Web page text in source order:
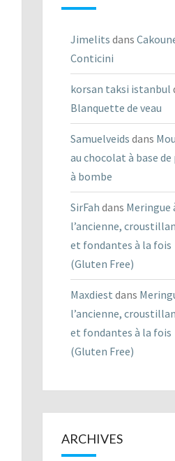
Jimelits dans
Conticini
korsan taksi istanbul
Blanquette de veau
Samuelveids dans
au chocolat à base de
à bombe
SirFah dans Meringue
l’ancienne,
et fondantes à la fois
(Gluten Free)
Maxdiest dans
l’ancienne,
et fondantes à la fois
(Gluten Free)
ARCHIVES